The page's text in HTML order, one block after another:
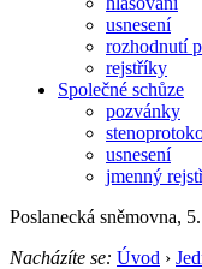
usnesení
rozhodnutí
rejstříky
Společné schůze
pozvánky
usnesení
jmenný
Poslanecká sněmovna,
Nacházíte se: Úvod ›